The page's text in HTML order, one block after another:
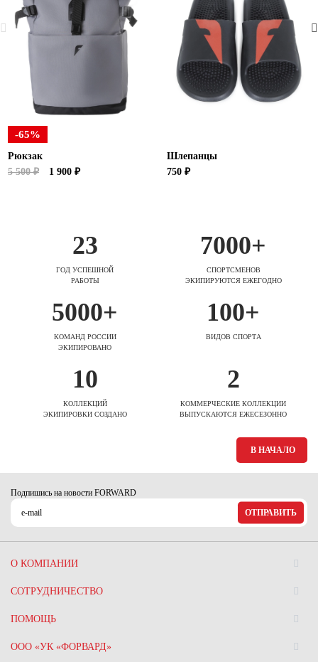
-65%
Рюкзак
5 500 ₽
1 900 ₽
Шлепанцы
750 ₽
23
ГОД УСПЕШНОЙ
РАБОТЫ
7000+
СПОРТСМЕНОВ
ЭКИПИРУЮТСЯ ЕЖЕГОДНО
5000+
КОМАНД РОССИИ
ЭКИПИРОВАНО
100+
ВИДОВ СПОРТА
10
КОЛЛЕКЦИЙ
ЭКИПИРОВКИ СОЗДАНО
2
КОММЕРЧЕСКИЕ КОЛЛЕКЦИИ
ВЫПУСКАЮТСЯ ЕЖЕСЕЗОННО
В НАЧАЛО
Подпишись на новости FORWARD
ОТПРАВИТЬ
О КОМПАНИИ
СОТРУДНИЧЕСТВО
ПОМОЩЬ
ООО «УК «ФОРВАРД»